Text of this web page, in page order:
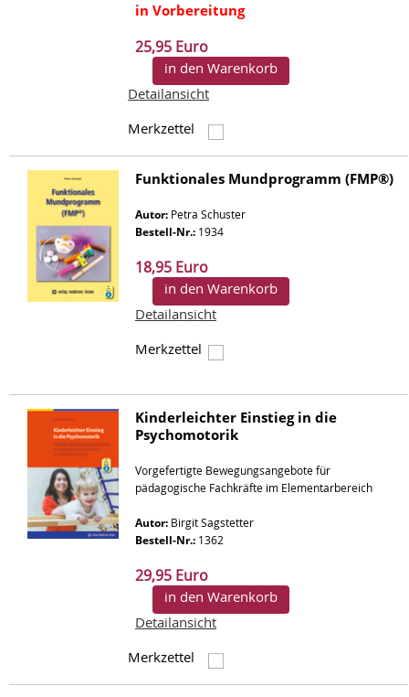
in Vorbereitung
25,95 Euro
in den Warenkorb
Detailansicht
Merkzettel
Funktionales Mundprogramm (FMP®)
Autor: Petra Schuster
Bestell-Nr.: 1934
18,95 Euro
in den Warenkorb
Detailansicht
Merkzettel
Kinderleichter Einstieg in die
Psychomotorik
Vorgefertigte Bewegungsangebote für
pädagogische Fachkräfte im Elementarbereich
Autor: Birgit Sagstetter
Bestell-Nr.: 1362
29,95 Euro
in den Warenkorb
Detailansicht
Merkzettel